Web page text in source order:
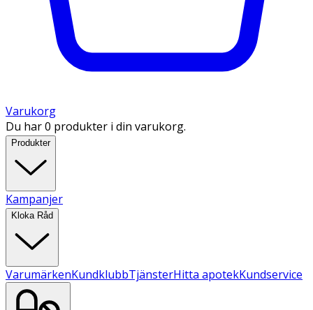
Varukorg
Du har 0 produkter i din varukorg.
Produkter
Kampanjer
Kloka Råd
VarumärkenKundklubbTjänsterHitta apotekKundservice